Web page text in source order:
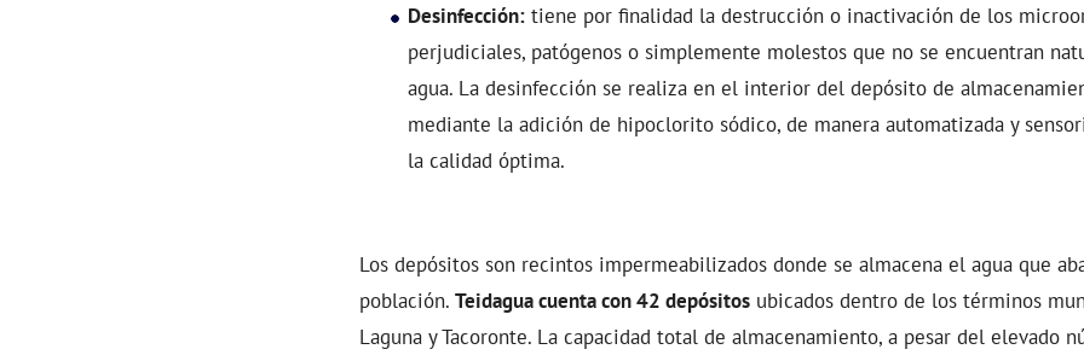
Desinfección: tiene por finalidad la destrucción o inactivación de los
perjudiciales, patógenos o simplemente molestos que no se encuentran
agua. La desinfección se realiza en el interior del depósito de
mediante la adición de hipoclorito sódico, de manera automatizada y
la calidad óptima.
Los depósitos son recintos impermeabilizados donde se almacena el agua que
población. Teidagua cuenta con 42 depósitos ubicados dentro de los términos
Laguna y Tacoronte. La capacidad total de almacenamiento, a pesar del elevado